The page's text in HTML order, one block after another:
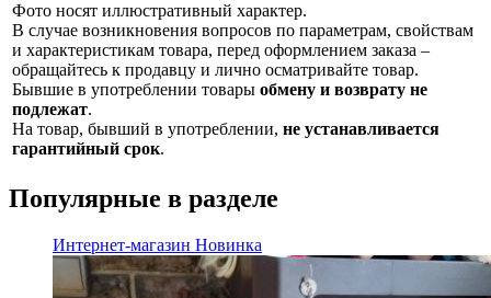
Фото носят иллюстративный характер.
В случае возникновения вопросов по параметрам, свойствам
и характеристикам товара, перед оформлением заказа –
обращайтесь к продавцу и лично осматривайте товар.
Бывшие в употреблении товары обмену и возврату не
подлежат.
На товар, бывший в употреблении, не устанавливается
гарантийный срок.
Популярные в разделе
Интернет-магазин Новинка